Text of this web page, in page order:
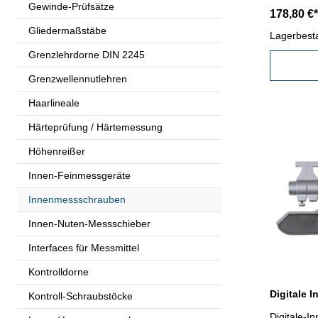
Gewinde-Prüfsätze
Gliedermaßstäbe
Grenzlehrdorne DIN 2245
Grenzwellennutlehren
Haarlineale
Härteprüfung / Härtemessung
Höhenreißer
Innen-Feinmessgeräte
Innenmessschrauben
Innen-Nuten-Messschieber
Interfaces für Messmittel
Kontrolldorne
Kontroll-Schraubstöcke
und SET-
im
178,80 €*